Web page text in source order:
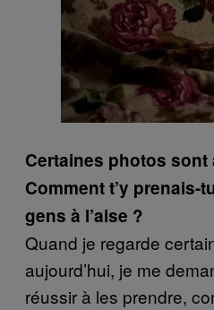
Certaines photos sont
Comment t’y prenais-
gens à l’aise ?
Quand je regarde
aujourd’hui, je me
réussir à les prendre,